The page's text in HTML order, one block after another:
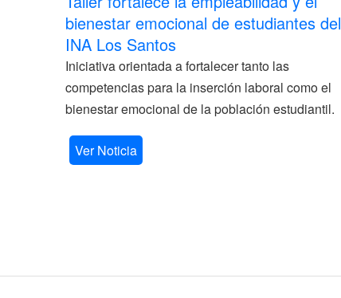
bienestar emocional de estudiantes del
INA Los Santos
Iniciativa orientada a fortalecer tanto las
competencias para la inserción laboral como el
bienestar emocional de la población estudiantil.
Ver Noticia